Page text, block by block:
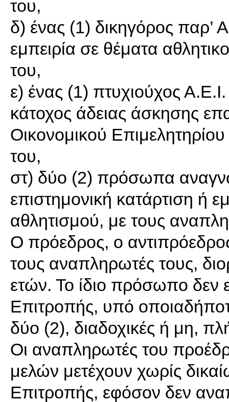
του,
δ) ένας (1) δικηγόρος παρ’
εμπειρία σε θέματα
του,
ε) ένας (1) πτυχιούχος
κάτοχος άδειας άσκησης
Οικονομικού
του,
στ) δύο (2) πρόσωπα
επιστημονική κατάρτιση ή
αθλητισμού, με τους
Ο πρόεδρος, ο
τους αναπληρωτές τους,
ετών. Το ίδιο πρόσωπο δεν
Επιτροπής, υπό
δύο (2), διαδοχικές ή μη,
Οι αναπληρωτές του
μελών μετέχουν χωρίς
Επιτροπής, εφόσον δεν